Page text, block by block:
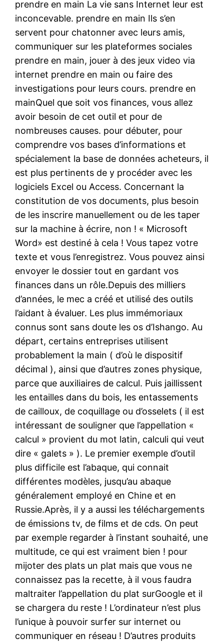
prendre en main La vie sans Internet leur est
inconcevable. prendre en main Ils s’en
servent pour chatonner avec leurs amis,
communiquer sur les plateformes sociales
prendre en main, jouer à des jeux video via
internet prendre en main ou faire des
investigations pour leurs cours. prendre en
mainQuel que soit vos finances, vous allez
avoir besoin de cet outil et pour de
nombreuses causes. pour débuter, pour
comprendre vos bases d’informations et
spécialement la base de données acheteurs, il
est plus pertinents de y procéder avec les
logiciels Excel ou Access. Concernant la
constitution de vos documents, plus besoin
de les inscrire manuellement ou de les taper
sur la machine à écrire, non ! « Microsoft
Word» est destiné à cela ! Vous tapez votre
texte et vous l’enregistrez. Vous pouvez ainsi
envoyer le dossier tout en gardant vos
finances dans un rôle.Depuis des milliers
d’années, le mec a créé et utilisé des outils
l’aidant à évaluer. Les plus immémoriaux
connus sont sans doute les os d’Ishango. Au
départ, certains entreprises utilisent
probablement la main ( d’où le dispositif
décimal ), ainsi que d’autres zones physique,
parce que auxiliaires de calcul. Puis jaillissent
les entailles dans du bois, les entassements
de cailloux, de coquillage ou d’osselets ( il est
intéressant de souligner que l’appellation «
calcul » provient du mot latin, calculi qui veut
dire « galets » ). Le premier exemple d’outil
plus difficile est l’abaque, qui connait
différentes modèles, jusqu’au abaque
généralement employé en Chine et en
Russie.Après, il y a aussi les téléchargements
de émissions tv, de films et de cds. On peut
par exemple regarder à l’instant souhaité, une
multitude, ce qui est vraiment bien ! pour
mijoter des plats un plat mais que vous ne
connaissez pas la recette, à il vous faudra
maltraiter l’appellation du plat surGoogle et il
se chargera du reste ! L’ordinateur n’est plus
l’unique à pouvoir surfer sur internet ou
communiquer en réseau ! D’autres produits